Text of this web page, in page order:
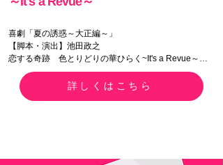
喜劇「夏の誘惑～大正編～」
【脚本・演出】池田政之
恋する奇跡　色とりどりの華ひらく~It's a Revue～
【構成・演出】神崎順
【日程】
2025年2月12日(水)～2月16日(日)
2/16(日) 11:30／15:30
詳しくはこちら